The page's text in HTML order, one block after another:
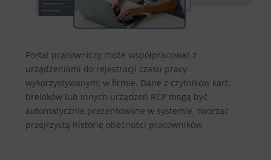
Portal pracowniczy może współpracować z
urządzeniami do rejestracji czasu pracy
wykorzystywanymi w firmie. Dane z czytników kart,
breloków lub innych urządzeń RCP mogą być
automatycznie prezentowane w systemie, tworząc
przejrzystą historię obecności pracowników.